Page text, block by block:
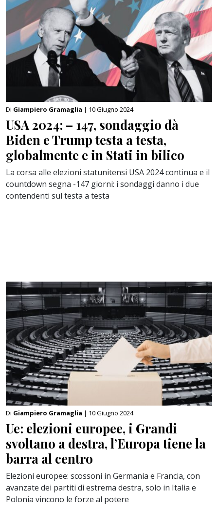
Di Giampiero Gramaglia | 10 Giugno 2024
USA 2024: – 147, sondaggio dà
Biden e Trump testa a testa,
globalmente e in Stati in bilico
La corsa alle elezioni statunitensi USA 2024 continua e il
countdown segna -147 giorni: i sondaggi danno i due
contendenti sul testa a testa
Di Giampiero Gramaglia | 10 Giugno 2024
Ue: elezioni europee, i Grandi
svoltano a destra, l’Europa tiene la
barra al centro
Elezioni europee: scossoni in Germania e Francia, con
avanzate dei partiti di estrema destra, solo in Italia e
Polonia vincono le forze al potere